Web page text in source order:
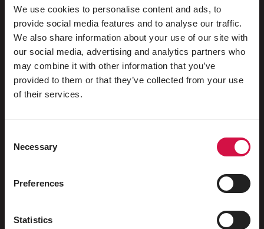
We use cookies to personalise content and ads, to
provide social media features and to analyse our traffic.
We also share information about your use of our site with
our social media, advertising and analytics partners who
may combine it with other information that you’ve
provided to them or that they’ve collected from your use
of their services.
Selection
Necessary
Preferences
Statistics
Dla Twojego zwierzaka
Ptaki dzikie
Ptaki klatkowe i wolierowe
Króliki